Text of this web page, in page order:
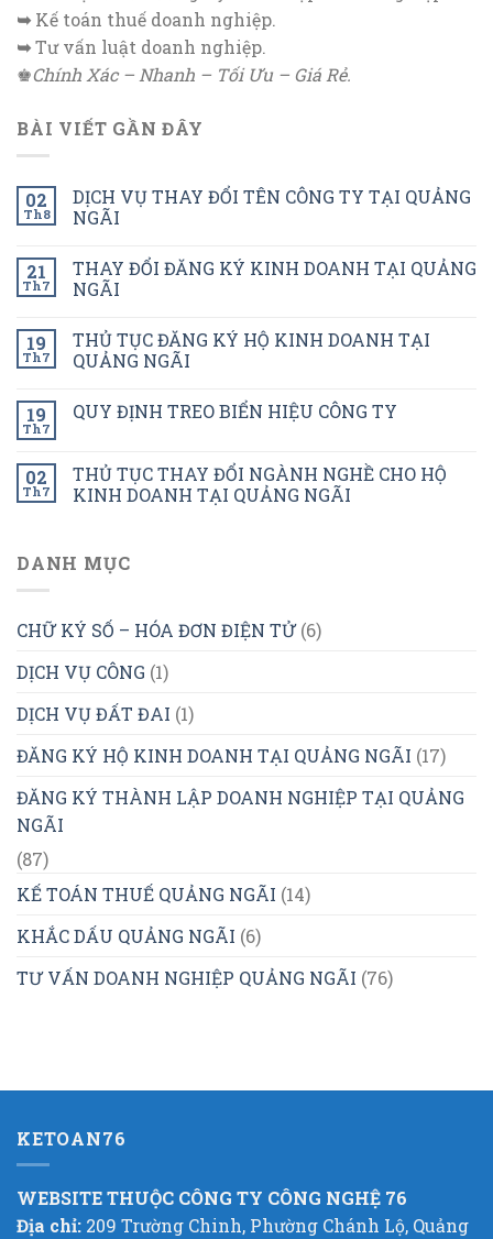
➥Kế toán thuế doanh nghiệp.
➥Tư vấn luật doanh nghiệp.
♚Chính Xác – Nhanh – Tối Ưu – Giá Rẻ.
BÀI VIẾT GẦN ĐÂY
02
Th8
DỊCH VỤ THAY ĐỔI TÊN CÔNG TY TẠI QUẢNG
NGÃI
21
Th7
THAY ĐỔI ĐĂNG KÝ KINH DOANH TẠI QUẢNG
NGÃI
19
Th7
THỦ TỤC ĐĂNG KÝ HỘ KINH DOANH TẠI
QUẢNG NGÃI
19
Th7
QUY ĐỊNH TREO BIỂN HIỆU CÔNG TY
02
Th7
THỦ TỤC THAY ĐỔI NGÀNH NGHỀ CHO HỘ
KINH DOANH TẠI QUẢNG NGÃI
DANH MỤC
CHỮ KÝ SỐ – HÓA ĐƠN ĐIỆN TỬ(6)
DỊCH VỤ CÔNG (1)
DỊCH VỤ ĐẤT ĐAI (1)
ĐĂNG KÝ HỘ KINH DOANH TẠI QUẢNG NGÃI (17)
ĐĂNG KÝ THÀNH LẬP DOANH NGHIỆP TẠI QUẢNG
NGÃI
(87)
KẾ TOÁN THUẾ QUẢNG NGÃI (14)
KHẮC DẤU QUẢNG NGÃI (6)
TƯ VẤN DOANH NGHIỆP QUẢNG NGÃI (76)
KETOAN76
WEBSITE THUỘC CÔNG TY CÔNG NGHỆ 76
Địa chỉ: 209 Trường Chinh, Phường Chánh Lộ, Quảng